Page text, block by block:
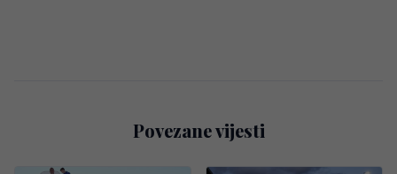
Povezane vijesti